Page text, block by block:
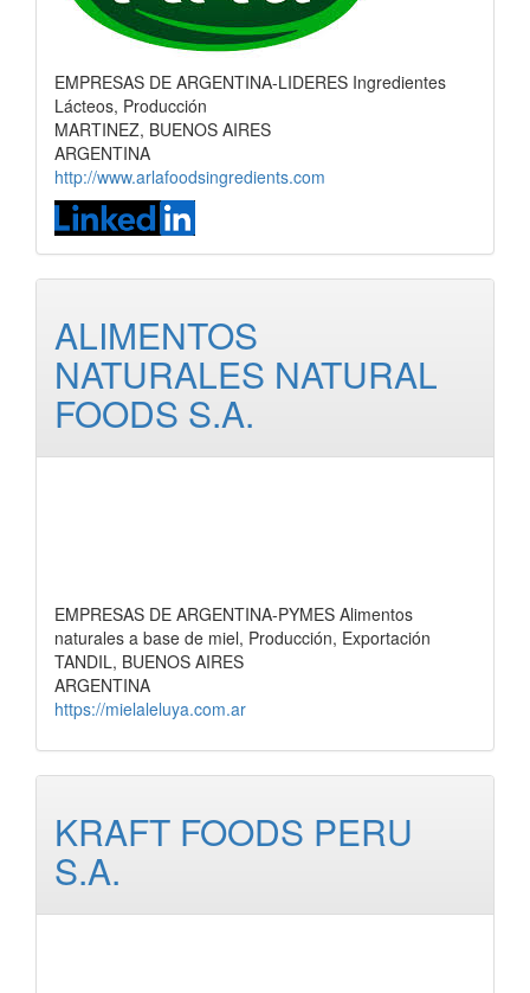
EMPRESAS DE ARGENTINA-LIDERES Ingredientes
Lácteos, Producción
MARTINEZ, BUENOS AIRES
ARGENTINA
http://www.arlafoodsingredients.com
ALIMENTOS
NATURALES NATURAL
FOODS S.A.
EMPRESAS DE ARGENTINA-PYMES Alimentos
naturales a base de miel, Producción, Exportación
TANDIL, BUENOS AIRES
ARGENTINA
https://mielaleluya.com.ar
KRAFT FOODS PERU
S.A.